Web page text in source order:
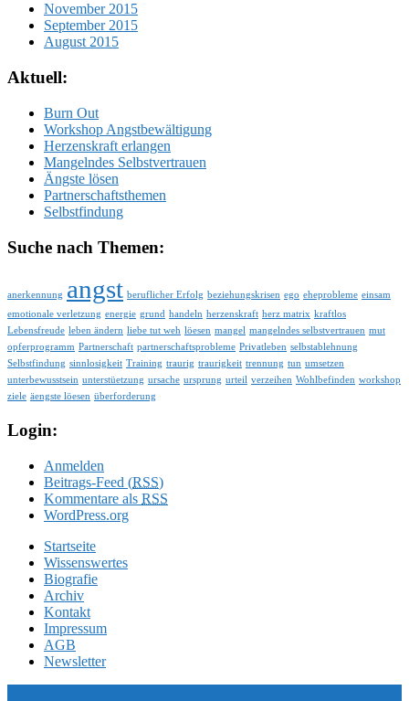
November 2015
September 2015
August 2015
Aktuell:
Burn Out
Workshop Angstbewältigung
Herzenskraft erlangen
Mangelndes Selbstvertrauen
Ängste lösen
Partnerschaftsthemen
Selbstfindung
Suche nach Themen:
anerkennung angst beruflicher Erfolg beziehungskrisen ego eheprobleme einsam
emotionale verletzung energie grund handeln herzenskraft herz matrix kraftlos
Lebensfreude leben ändern liebe tut weh löesen mangel mangelndes selbstvertrauen mut
opferprogramm Partnerschaft partnerschaftsprobleme Privatleben selbstablehnung
Selbstfindung sinnlosigkeit Training traurig traurigkeit trennung tun umsetzen
unterbewusstsein unterstüetzung ursache ursprung urteil verzeihen Wohlbefinden workshop
ziele äengste löesen überforderung
Login:
Anmelden
Beitrags-Feed (RSS)
Kommentare als RSS
WordPress.org
Startseite
Wissenswertes
Biografie
Archiv
Kontakt
Impressum
AGB
Newsletter